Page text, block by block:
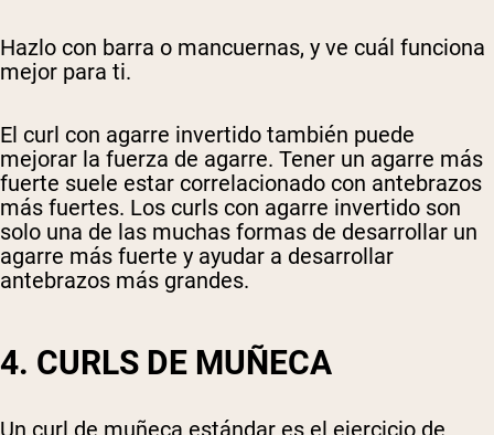
Hazlo con barra o mancuernas, y ve cuál funciona
mejor para ti.
El curl con agarre invertido también puede
mejorar la fuerza de agarre. Tener un agarre más
fuerte suele estar correlacionado con antebrazos
más fuertes. Los curls con agarre invertido son
solo una de las muchas formas de desarrollar un
agarre más fuerte y ayudar a desarrollar
antebrazos más grandes.
4. CURLS DE MUÑECA
Un curl de muñeca estándar es el ejercicio de